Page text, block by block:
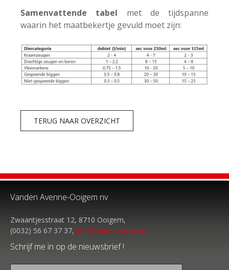
Samenvattende tabel met de tijdspanne
waarin het maatbekertje gevuld moet zijn:
TERUG NAAR OVERZICHT
Vanden Avenne-Ooigem nv
Zwaantjesstraat 12, 8710 Ooigem,
(0032) 56 67 37 37, info@vda-ooigem.be
Schrijf me in op de nieuwsbrief !